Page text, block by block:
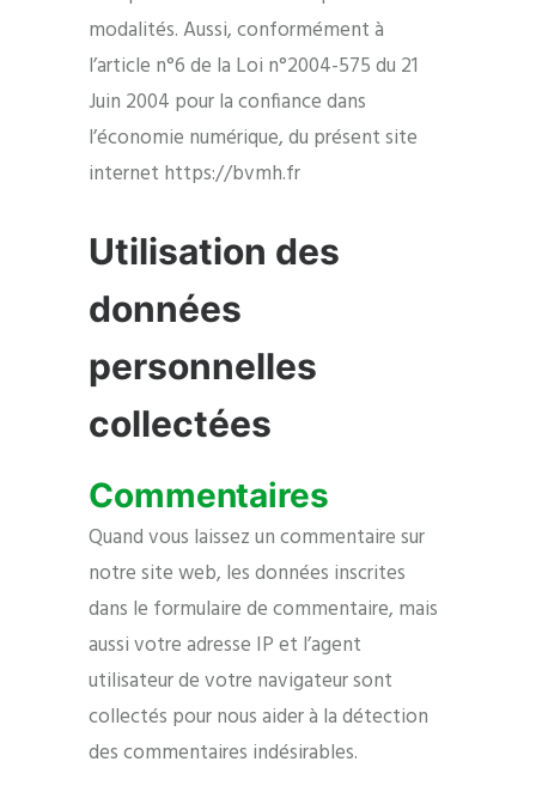
modalités. Aussi, conformément à
l’article n°6 de la Loi n°2004-575 du 21
Juin 2004 pour la confiance dans
l’économie numérique, du présent site
internet https://bvmh.fr
Utilisation des
données
personnelles
collectées
Commentaires
Quand vous laissez un commentaire sur
notre site web, les données inscrites
dans le formulaire de commentaire, mais
aussi votre adresse IP et l’agent
utilisateur de votre navigateur sont
collectés pour nous aider à la détection
des commentaires indésirables.